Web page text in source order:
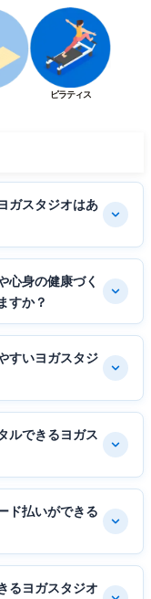
ピラティス
ガスタジオはあ
心身の健康づく
すか？
すいヨガスタジ
ルできるヨガス
ド払いができる
るヨガスタジオ